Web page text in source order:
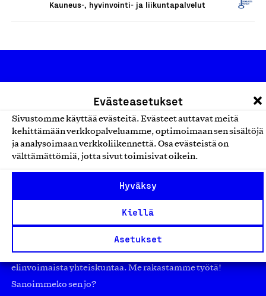
Evästeasetukset
Sivustomme käyttää evästeitä. Evästeet auttavat meitä
kehittämään verkkopalveluamme, optimoimaan sen sisältöjä
ja analysoimaan verkkoliikennettä. Osa evästeistä on
välttämättömiä, jotta sivut toimisivat oikein.
Hyväksy
Kiellä
Asetukset
Kauneus-, hyvinvointi- ja liikuntapalvelut
Olemme jäsentemme omistama puolueeton,
työmarkkinajärjestöistä riippumaton yhdistys.
pienistä pajoista ja yhteisöistä kansainvälisiin
suuryrityksiin. Meidät on perustettu yli 100 vuotta sitten
edistämään suomalaista työtä ja teollisuutta sekä
nostamaan ylpeyttä kotimaisesta osaamisesta. Uskomme
yhä, että työ yhdistää ihmisiä ja rakentaa vahvaa,
elinvoimaista yhteiskuntaa. Me rakastamme työtä!
Sanoimmeko sen jo?